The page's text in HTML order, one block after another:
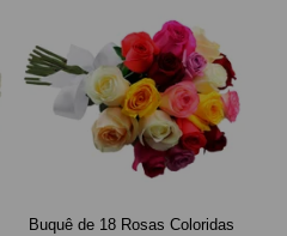
Buquê de 18 Rosas Coloridas